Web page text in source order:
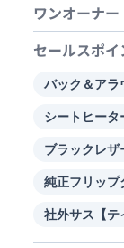
ワンオーナー
セールスポイ
バック＆アラ
シートヒータ
ブラックレザ
純正フリップ
社外サス【テ